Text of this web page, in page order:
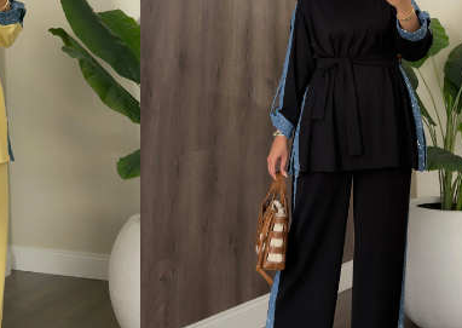
1 Beden (36-38)2 Beden (40-42)